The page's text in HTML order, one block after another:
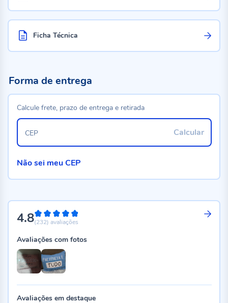
Ficha Técnica
4.896%
(232) avaliações
Avaliações com fotos
Avaliações em destaque
Forma de entrega
Calcule frete, prazo de entrega e retirada
Calcular
CEP
Não sei meu CEP